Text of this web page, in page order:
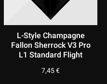
L-Style Champagne
Fallon Sherrock V3 Pro
L1 Standard Flight
7,45€